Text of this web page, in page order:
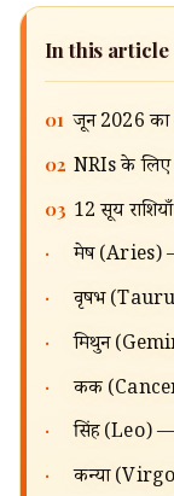
In this article
01 जून 2026 का
02 NRIs के लिए
03 12 सूर्य राशियाँ
· मेष (Aries)
· वृषभ
· मिथुन
· कर्क
· सिंह (Leo)
· कन्या